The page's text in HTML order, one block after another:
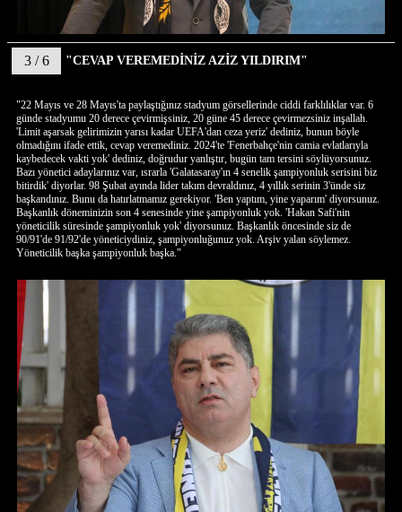
3 / 6 "CEVAP VEREMEDİNİZ AZİZ YILDIRIM"
"22 Mayıs ve 28 Mayıs'ta paylaştığınız stadyum görsellerinde ciddi farklılıklar var. 6
günde stadyumu 20 derece çevirmişsiniz, 20 güne 45 derece çevirmezsiniz inşallah.
'Limit aşarsak gelirimizin yarısı kadar UEFA'dan ceza yeriz' dediniz, bunun böyle
olmadığını ifade ettik, cevap veremediniz. 2024'te 'Fenerbahçe'nin camia evlatlarıyla
kaybedecek vakti yok' dediniz, doğrudur yanlıştır, bugün tam tersini söylüyorsunuz.
Bazı yönetici adaylarınız var, ısrarla 'Galatasaray'ın 4 senelik şampiyonluk serisini biz
bitirdik' diyorlar. 98 Şubat ayında lider takım devraldınız, 4 yıllık serinin 3'ünde siz
başkandınız. Bunu da hatırlatmamız gerekiyor. 'Ben yaptım, yine yaparım' diyorsunuz.
Başkanlık döneminizin son 4 senesinde yine şampiyonluk yok. 'Hakan Safi'nin
yöneticilik süresinde şampiyonluk yok' diyorsunuz. Başkanlık öncesinde siz de
90/91'de 91/92'de yöneticiydiniz, şampiyonluğunuz yok. Arşiv yalan söylemez.
Yöneticilik başka şampiyonluk başka."